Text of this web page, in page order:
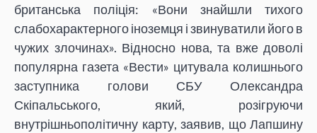
британська поліція: «Вони знайшли тихого
слабохарактерного іноземця і звинуватили його в
чужих злочинах». Відносно нова, та вже доволі
популярна газета «Вести» цитувала колишнього
заступника голови СБУ Олександра
Скіпальського, який, розігруючи
внутрішньополітичну карту, заявив, що Лапшину